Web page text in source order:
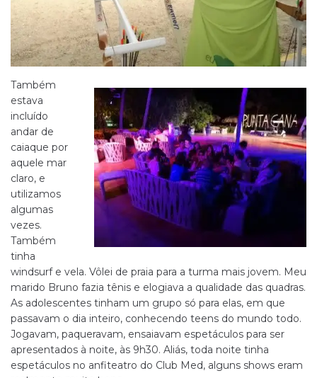
Também
estava
incluído
andar de
caiaque por
aquele mar
claro, e
utilizamos
algumas
vezes.
Também
tinha
windsurf e vela. Vôlei de praia para a turma mais jovem. Meu
marido Bruno fazia tênis e elogiava a qualidade das quadras.
As adolescentes tinham um grupo só para elas, em que
passavam o dia inteiro, conhecendo teens do mundo todo.
Jogavam, paqueravam, ensaiavam espetáculos para ser
apresentados à noite, às 9h30. Aliás, toda noite tinha
espetáculos no anfiteatro do Club Med, alguns shows eram